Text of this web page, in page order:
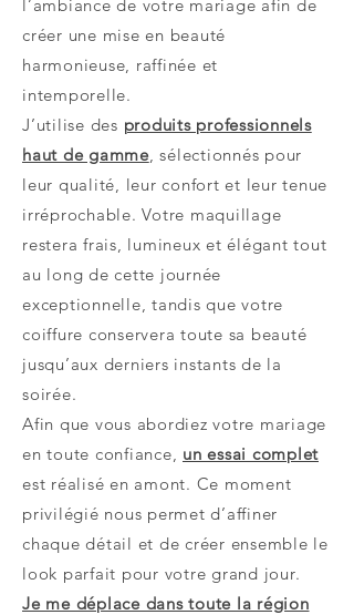
l’ambiance de votre mariage afin de
créer une mise en beauté
harmonieuse, raffinée et
intemporelle.
J’utilise des produits professionnels
haut de gamme, sélectionnés pour
leur qualité, leur confort et leur tenue
irréprochable. Votre maquillage
restera frais, lumineux et élégant tout
au long de cette journée
exceptionnelle, tandis que votre
coiffure conservera toute sa beauté
jusqu’aux derniers instants de la
soirée.
Afin que vous abordiez votre mariage
en toute confiance, un essai complet
est réalisé en amont. Ce moment
privilégié nous permet d’affiner
chaque détail et de créer ensemble le
look parfait pour votre grand jour.
Je me déplace dans toute la région